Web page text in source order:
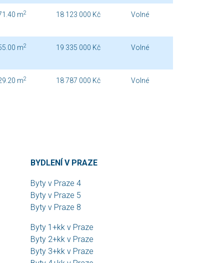
m2 18 123 000 Kč Volné
m2 19 335 000 Kč Volné
m2 18 787 000 Kč Volné
BYDLENÍ V PRAZE
Byty v Praze 4
Byty v Praze 5
Byty v Praze 8
Byty 1+kk v Praze
Byty 2+kk v Praze
Byty 3+kk v Praze